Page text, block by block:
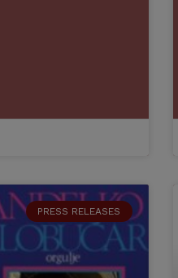
PRESS RELEASES